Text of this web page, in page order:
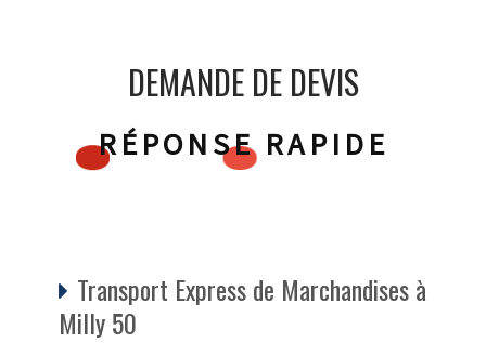
DEMANDE DE DEVIS
RÉPONSE RAPIDE
Transport Express de Marchandises à
Milly 50